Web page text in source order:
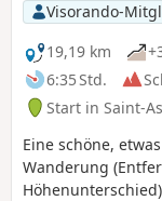
Visorando-
19,19 km
6:35 Std.
Start in Saint-
Eine schöne,
Wanderung